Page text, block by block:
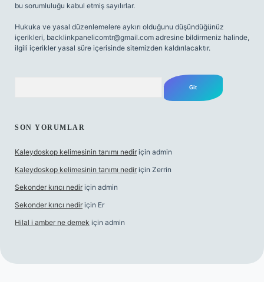
bu sorumluluğu kabul etmiş sayılırlar.
Hukuka ve yasal düzenlemelere aykırı olduğunu düşündüğünüz
içerikleri, backlinkpanelicomtr@gmail.com adresine bildirmeniz halinde,
ilgili içerikler yasal süre içerisinde sitemizden kaldırılacaktır.
SON YORUMLAR
Kaleydoskop kelimesinin tanımı nedir için admin
Kaleydoskop kelimesinin tanımı nedir için Zerrin
Sekonder kırıcı nedir için admin
Sekonder kırıcı nedir için Er
Hilal i amber ne demek için admin